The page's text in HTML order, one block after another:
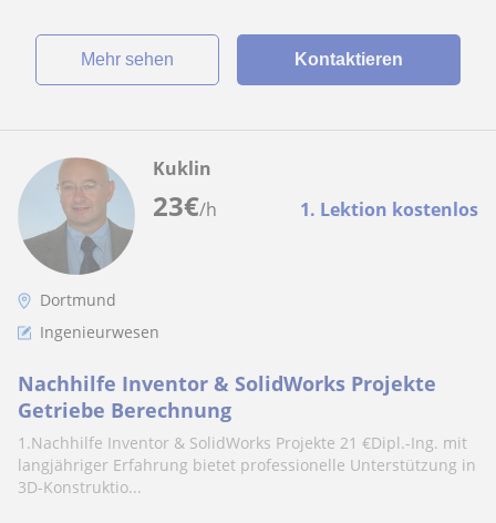
Mehr sehen Kontaktieren
23€/h 1. Lektion kostenlos
Kuklin
Dortmund
Ingenieurwesen
Nachhilfe Inventor & SolidWorks Projekte
Getriebe Berechnung
1.Nachhilfe Inventor & SolidWorks Projekte 21 €Dipl.-Ing. mit
langjähriger Erfahrung bietet professionelle Unterstützung in
3D-Konstruktio...